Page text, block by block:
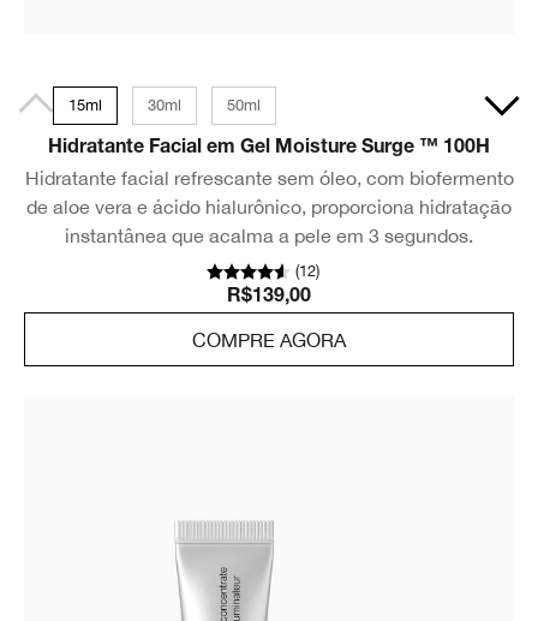
15ml 30ml 50ml
Hidratante Facial em Gel Moisture Surge ™ 100H
Hidratante facial refrescante sem óleo, com biofermento
de aloe vera e ácido hialurônico, proporciona hidratação
instantânea que acalma a pele em 3 segundos.
(12)
R$139,00
COMPRE AGORA